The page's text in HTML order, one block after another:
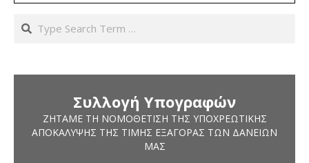
Search
Συλλογή Υπογραφών
ΖΗΤΆΜΕ ΤΗ ΝΟΜΟΘΈΤΙΣΗ ΤΗΣ ΥΠΟΧΡΕΩΤΙΚΉΣ
ΑΠΟΚΆΛΥΨΗΣ ΤΗΣ ΤΙΜΉΣ ΕΞΑΓΟΡΆΣ ΤΩΝ ΔΑΝΕΊΩΝ
ΜΑΣ